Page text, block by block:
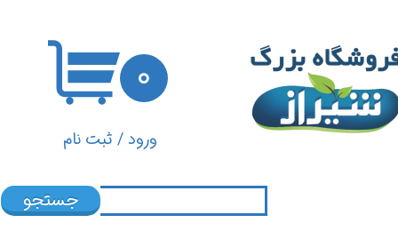
ورود/ ثبت نام
تغییر گذر واژه
سفارشات
۰
جستجو